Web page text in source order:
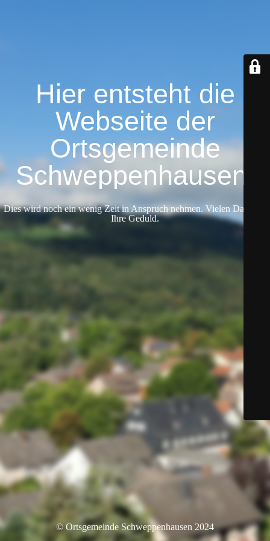
Hier entsteht die
Webseite der
Ortsgemeinde
Schweppenhausen.
Dies wird noch ein wenig Zeit in Anspruch nehmen. Vielen Dank für
Ihre Geduld.
© Ortsgemeinde Schweppenhausen 2024